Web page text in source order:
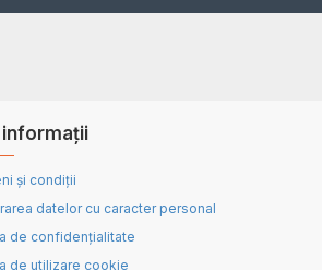
și condiții
datelor cu caracter personal
de confidențialitate
de utilizare cookie